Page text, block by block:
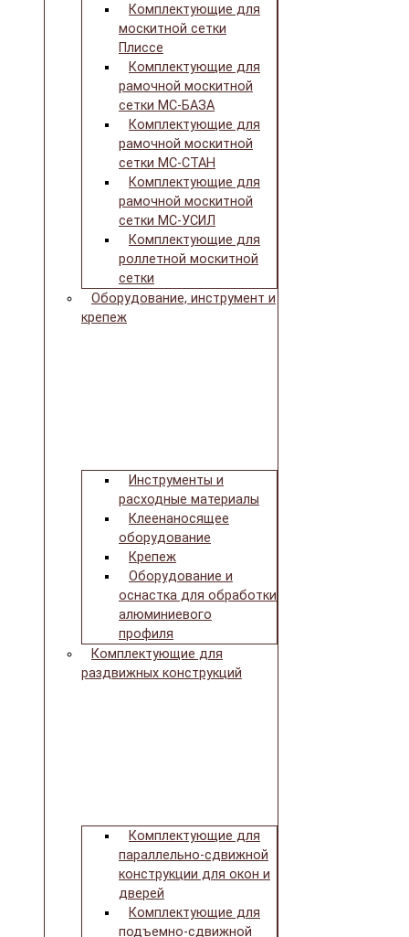
Комплектующие для
москитной сетки
Плиссе
Комплектующие для
рамочной москитной
сетки МС-БАЗА
Комплектующие для
рамочной москитной
сетки МС-СТАН
Комплектующие для
рамочной москитной
сетки МС-УСИЛ
Комплектующие для
роллетной москитной
сетки
Оборудование, инструмент и
крепеж
Инструменты и
расходные материалы
Клеенаносящее
оборудование
Крепеж
Оборудование и
оснастка для обработки
алюминиевого
профиля
Комплектующие для
раздвижных конструкций
Комплектующие для
параллельно-сдвижной
конструкции для окон и
дверей
Комплектующие для
подъемно-сдвижной